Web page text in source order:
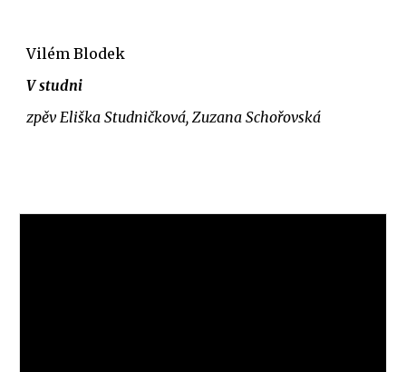
Vilém Blodek
V studni
zpěv Eliška Studničková, Zuzana Schořovská